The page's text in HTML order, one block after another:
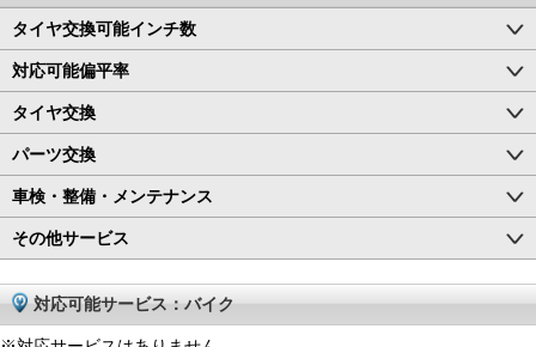
タイヤ交換可能インチ数
対応可能偏平率
タイヤ交換
パーツ交換
車検・整備・メンテナンス
その他サービス
対応可能サービス：バイク